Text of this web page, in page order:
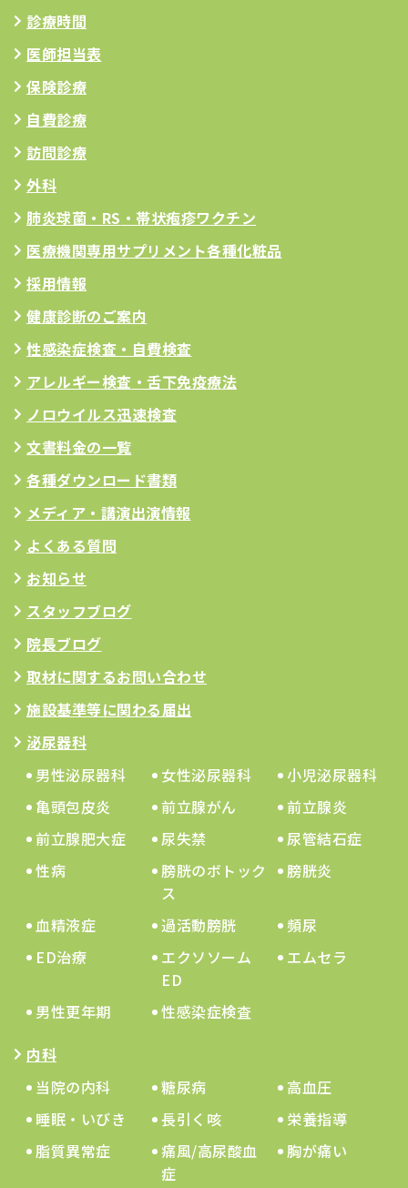
診療時間
医師担当表
保険診療
自費診療
訪問診療
外科
肺炎球菌・RS ・帯状疱疹ワクチン
医療機関専用サプリメント各種化粧品
採用情報
健康診断のご案内
性感染症検査・自費検査
アレルギー検査 ・舌下免疫療法
ノロウイルス迅速検査
文書料金の一覧
各種ダウンロード書類
メディア・講演出演情報
よくある質問
お知らせ
スタッフブログ
院長ブログ
取材に関するお問い合わせ
施設基準等に関わる届出
泌尿器科
男性泌尿器科
女性泌尿器科
小児泌尿器科
亀頭包皮炎
前立腺がん
前立腺炎
前立腺肥大症
尿失禁
尿管結石症
性病
膀胱のボトック
ス
膀胱炎
血精液症 過活動膀胱
頻尿
ED治療
エクソソーム
ED
エムセラ
男性更年期
性感染症検査
内科
当院の内科
糖尿病
高血圧
睡眠・いびき
長引く咳
栄養指導
脂質異常症
痛風/高尿酸血
症
胸が痛い